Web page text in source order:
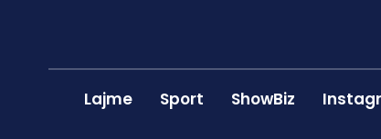
Lajme Sport ShowBiz